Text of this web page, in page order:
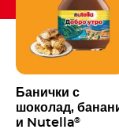
Банички с
шоколад,
и Nutella®